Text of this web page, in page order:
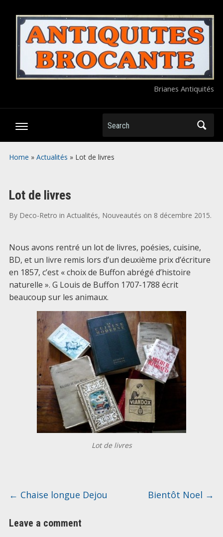
Brianes Antiquités
Search
Home » Actualités » Lot de livres
Lot de livres
By Deco-Retro in Actualités, Nouveautés on 8 décembre 2015.
Nous avons rentré un lot de livres, poésies, cuisine,
BD, et un livre remis lors d’un deuxième prix d’écriture
en 1857, c’est « choix de Buffon abrégé d’histoire
naturelle ». G Louis de Buffon 1707-1788 écrit
beaucoup sur les animaux.
Lot de livres
← Chaise longue Dejou Bientôt Noel →
Leave a comment